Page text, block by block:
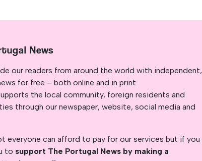
News
our readers from around the world with independent,
for free – both online and in print.
the local community, foreign residents and
through our newspaper, website, social media and
everyone can afford to pay for our services but if you
to support The Portugal News by making a